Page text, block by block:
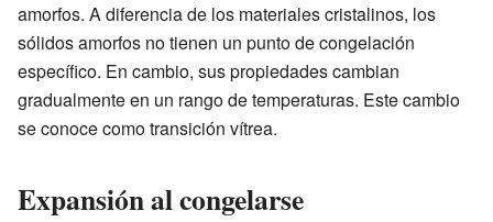
amorfos. A diferencia de los materiales cristalinos, los
sólidos amorfos no tienen un punto de congelación
específico. En cambio, sus propiedades cambian
gradualmente en un rango de temperaturas. Este cambio
se conoce como transición vítrea.
Expansión al congelarse